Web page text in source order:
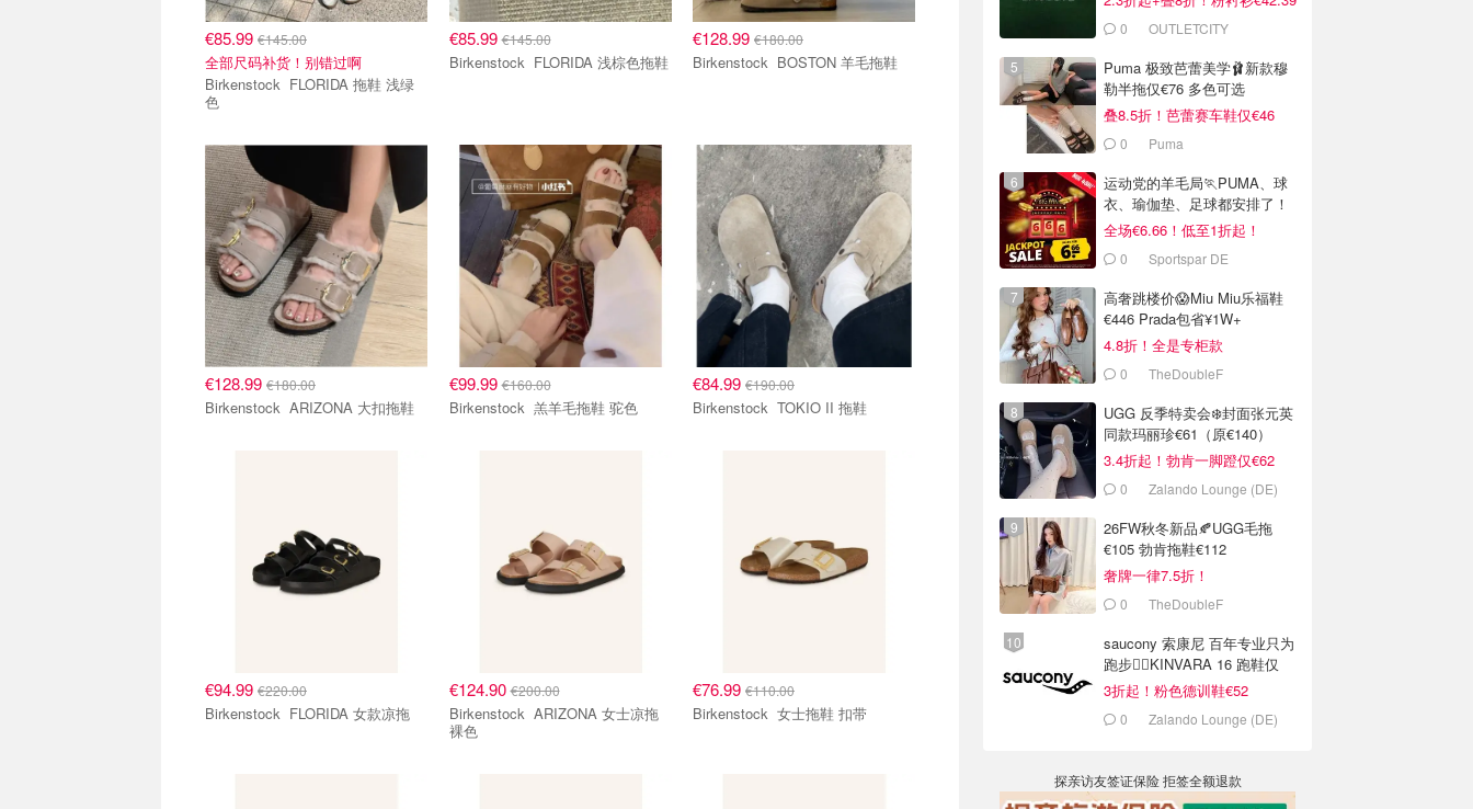
€85.99 €145.00
全部尺码补货！别错过啊
Birkenstock FLORIDA 拖鞋 浅绿
色
€85.99€145.00
Birkenstock FLORIDA 浅棕色拖鞋
€128.99 €180.00
Birkenstock BOSTON 羊毛拖鞋
€128.99 €180.00
Birkenstock ARIZONA 大扣拖鞋
€99.99€160.00
Birkenstock 羔羊毛拖鞋 驼色
€84.99 €190.00
Birkenstock TOKIO II 拖鞋
€94.99 €220.00
Birkenstock FLORIDA 女款凉拖
€124.90€200.00
Birkenstock ARIZONA 女士凉拖
裸色
€76.99 €110.00
Birkenstock 女士拖鞋 扣带
0
OUTLETCITY
Puma 极致芭蕾美学🩰新款穆
勒半拖仅€76 多色可选
叠8.5折！芭蕾赛车鞋仅€46
0 Puma
运动党的羊毛局🏃PUMA、球
衣、瑜伽垫、足球都安排了！
全场€6.66！低至1折起！
0 Sportspar DE
高奢跳楼价😱Miu Miu乐福鞋
€446 Prada包省¥1W+
4.8折！全是专柜款
0 TheDoubleF
UGG 反季特卖会❄️封面张元英
同款玛丽珍€61（原€140）
3.4折起！勃肯一脚蹬仅€62
0 Zalando Lounge (DE)
26FW秋冬新品🍂UGG毛拖
€105 勃肯拖鞋€112
奢牌一律7.5折！
0 TheDoubleF
saucony 索康尼 百年专业只为
跑步🏃‍♀️KINVARA 16 跑鞋仅
€62
3折起！粉色德训鞋€52
0 Zalando Lounge (DE)
探亲访友签证保险 拒签全额退款